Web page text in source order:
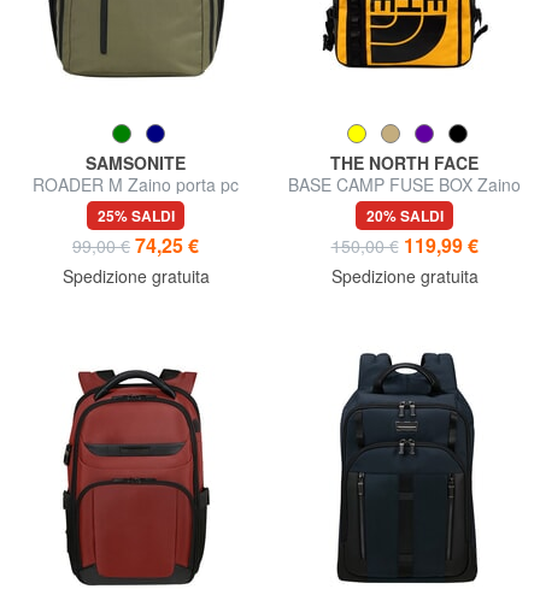
SAMSONITE
ROADER M Zaino porta pc
15.6"
25% SALDI
99,00 € 74,25 €
Spedizione gratuita
THE NORTH FACE
BASE CAMP FUSE BOX Zaino
urban, porta pc 15"
20% SALDI
150,00 € 119,99 €
Spedizione gratuita